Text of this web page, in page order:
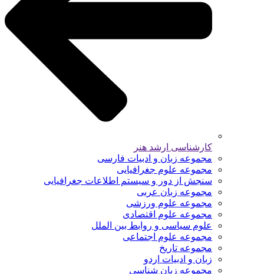
کارشناسی ارشد هنر
مجموعه زبان و ادبیات فارسی
مجموعه علوم جغرافیایی
سنجش از دور و سیستم اطلاعات جغرافیایی
مجموعه زبان عربی
مجموعه علوم ورزشی
مجموعه علوم اقتصادی
علوم سیاسی و روابط بین الملل
مجموعه علوم اجتماعی
مجموعه تاریخ
زبان و ادبیات اردو
مجموعه زبان شناسی